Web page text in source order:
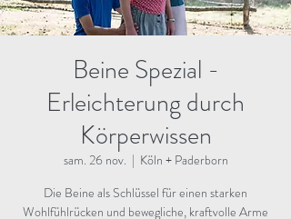
Beine Spezial -
Erleichterung durch
Körperwissen
sam. 26 nov.
  |
Köln + Paderborn
Die Beine als Schlüssel für einen starken
Wohlfühlrücken und bewegliche, kraftvolle Arme